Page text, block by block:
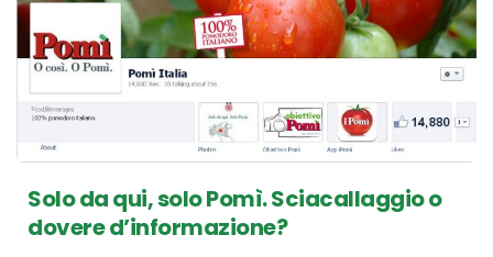
Solo da qui, solo Pomì. Sciacallaggio o
dovere d’informazione?